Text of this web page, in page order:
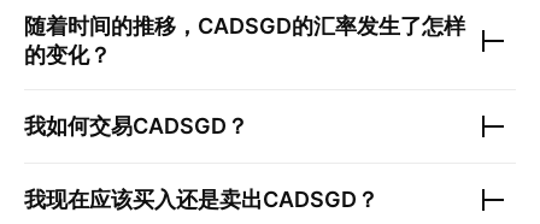
随着时间的推移， CADSGD的汇率发生了怎样
的变化？
我如何交易CADSGD ？
我现在应该买入还是卖出CADSGD ？